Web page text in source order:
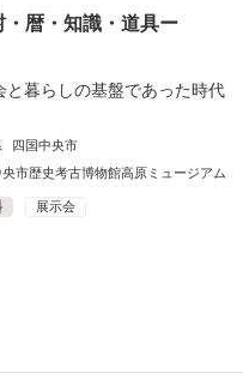
暦・知識・道具ー
と暮らしの基盤であった時代
四国中央市
央市歴史考古博物館高原ミュージアム
展示会